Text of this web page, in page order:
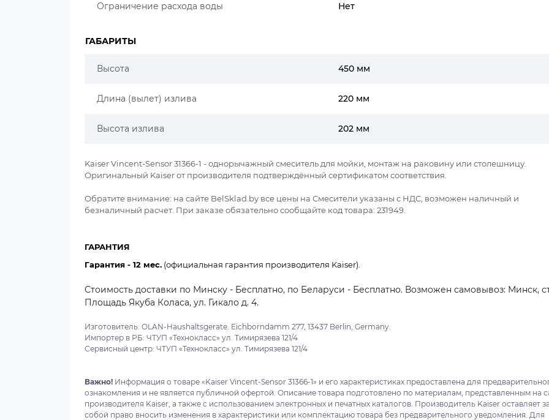
Ограничение расхода воды Нет
ГАБАРИТЫ
Высота 450 мм
Длина (вылет) излива 220 мм
Высота излива 202 мм
Kaiser Vincent-Sensor 31366-1 - однорычажный смеситель для мойки, монтаж на раковину или столешницу.
Оригинальный Kaiser от производителя подтверждённый сертификатом соответствия.
Обратите внимание: на сайте BelSklad.by все цены на Смесители указаны с НДС, возможен наличный и
безналичный расчет. При заказе обязательно сообщайте код товара: 231949.
ГАРАНТИЯ
Гарантия - 12 мес. (официальная гарантия производителя Kaiser).
Стоимость доставки по Минску - Бесплатно, по Беларуси - Бесплатно. Возможен самовывоз: Минск,
Площадь Якуба Коласа, ул. Гикало д. 4.
Изготовитель: OLAN-Haushaltsgerate. Eichborndamm 277, 13437 Berlin, Germany.
Импортер в РБ: ЧТУП «Технокласс» ул. Тимирязева 121/4
Сервисный центр: ЧТУП «Технокласс» ул. Тимирязева 121/4
Важно! Информация о товаре «Kaiser Vincent-Sensor 31366-1» и его характеристиках предоставлена для
ознакомления и не является публичной офертой. Описание товара подготовлено по материалам, представленным на
производителя Kaiser, а также с использованием электронных и печатных каталогов. Производитель Kaiser оставляет
собой право вносить изменения в характеристики или комплектацию товара без предварительного уведомления. Для